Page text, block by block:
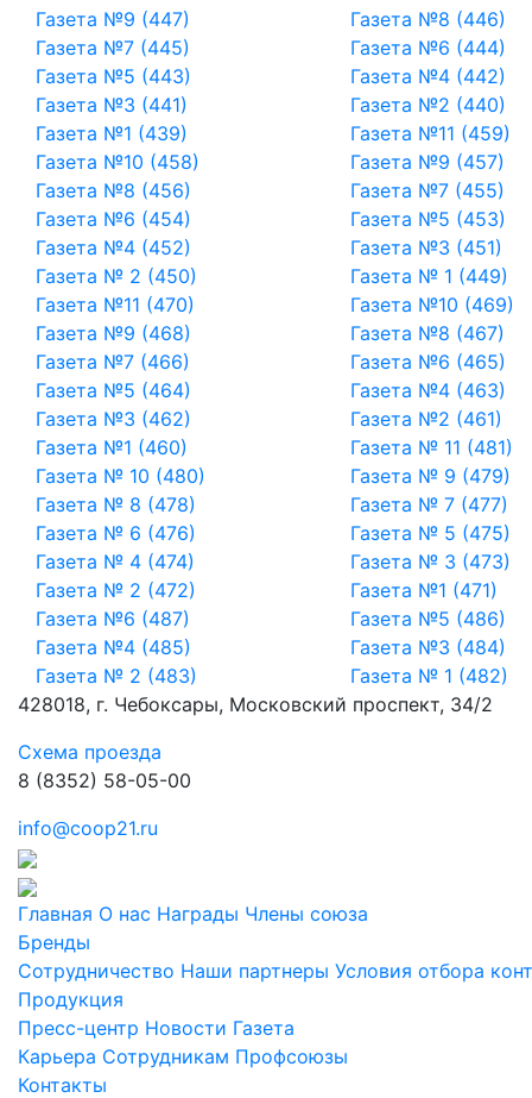
Газета №9 (447)
Газета №8 (446)
Газета №7 (445)
Газета №6 (444)
Газета №5 (443)
Газета №4 (442)
Газета №3 (441)
Газета №2 (440)
Газета №1 (439)
Газета №11 (459)
Газета №10 (458)
Газета №9 (457)
Газета №8 (456)
Газета №7 (455)
Газета №6 (454)
Газета №5 (453)
Газета №4 (452)
Газета №3 (451)
Газета № 2 (450)
Газета № 1 (449)
Газета №11 (470)
Газета №10 (469)
Газета №9 (468)
Газета №8 (467)
Газета №7 (466)
Газета №6 (465)
Газета №5 (464)
Газета №4 (463)
Газета №3 (462)
Газета №2 (461)
Газета №1 (460)
Газета № 11 (481)
Газета № 10 (480)
Газета № 9 (479)
Газета № 8 (478)
Газета № 7 (477)
Газета № 6 (476)
Газета № 5 (475)
Газета № 4 (474)
Газета № 3 (473)
Газета № 2 (472)
Газета №1 (471)
Газета №6 (487)
Газета №5 (486)
Газета №4 (485)
Газета №3 (484)
Газета № 2 (483)
Газета № 1 (482)
428018, г. Чебоксары, Московский проспект, 34/2
Схема проезда
8 (8352) 58-05-00
info@coop21.ru
Главная О нас Награды Члены союза
Бренды
Сотрудничество Наши партнеры Условия отбора
Продукция
Пресс-центр Новости Газета
Карьера Сотрудникам Профсоюзы
Контакты